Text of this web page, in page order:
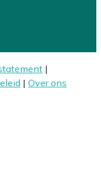
|
| Over ons